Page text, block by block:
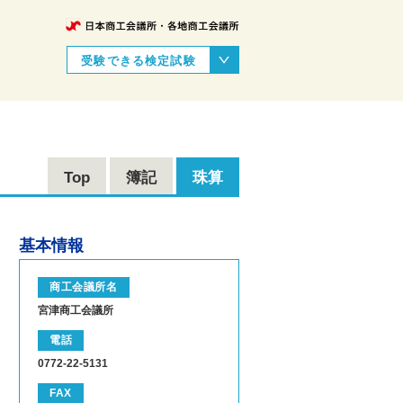
受験できる検定試験
Top 簿記 珠算
基本情報
商工会議所名
宮津商工会議所
電話
0772-22-5131
FAX